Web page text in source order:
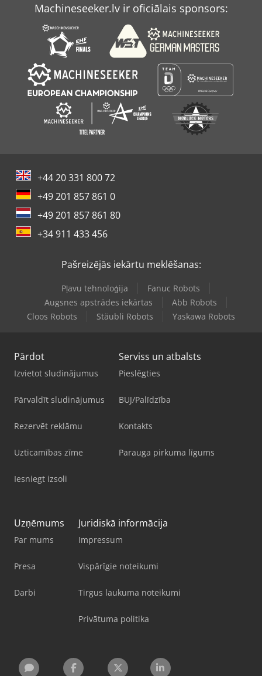
Machineseeker.lv ir oficiālais sponsors:
+44 20 331 800 72
+49 201 857 861 0
+49 201 857 861 80
+34 911 433 456
Pašreizējās iekārtu meklēšanas:
Pļavu tehnoloģija
Fanuc Robots
Augsnes apstrādes iekārtas
Abb Robots
Cloos Robots
Stäubli Robots Yaskawa Robots
Pārdot
Izvietot sludinājumus
Pārvaldīt sludinājumus
Rezervēt reklāmu
Uzticamības zīme
Iesniegt izsoli
Serviss un atbalsts
Pieslēgties
BUJ/Palīdzība
Kontakts
Parauga pirkuma līgums
Uzņēmums
Par mums
Presa
Darbi
Juridiskā informācija
Impressum
Vispārīgie noteikumi
Tirgus laukuma noteikumi
Privātuma politika